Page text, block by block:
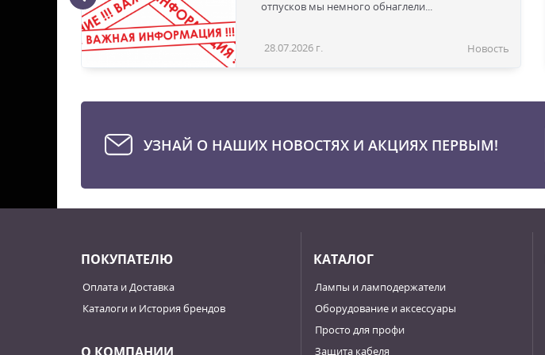
отпусков мы немного обнаглели...
28.07.2026 г. Новость
УЗНАЙ О НАШИХ НОВОСТЯХ И АКЦИЯХ ПЕРВЫМ!
ПОКУПАТЕЛЮ
Оплата и Доставка
Каталоги и История брендов
КАТАЛОГ
Лампы и ламподержатели
Оборудование и аксессуары
Просто для профи
Защита кабеля